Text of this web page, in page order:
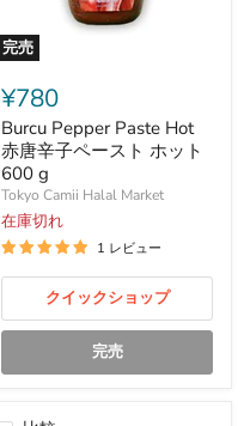
完売
Pepper
Paste
Hot
赤
唐
辛
子
ペ
ー
ス
ト
ッ
ト
g
¥780
Burcu Pepper Paste Hot
赤唐辛子ペースト ホット
600 g
Tokyo Camii Halal Market
在庫切れ
1 レビュー
クイックショップ
完売